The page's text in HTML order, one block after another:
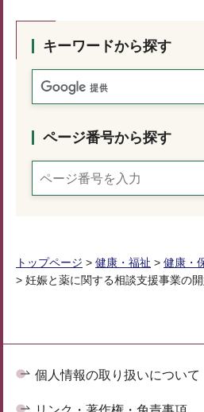
キーワードから探す
ページ番号から探す
トップページ > 健康・福祉 > 健康・
> 妊娠と薬に関する相談支援事業の
個人情報の取り扱いについて